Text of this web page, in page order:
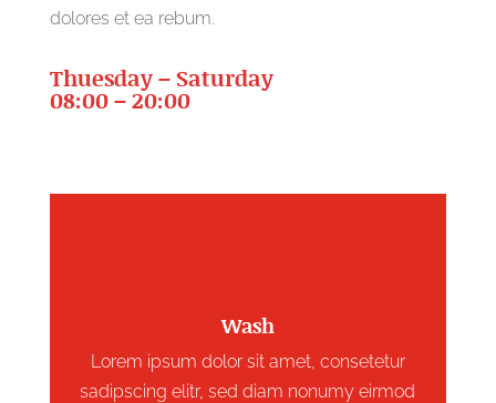
dolores et ea rebum.
Thuesday – Saturday
08:00 – 20:00
Wash
Lorem ipsum dolor sit amet, consetetur
sadipscing elitr, sed diam nonumy eirmod